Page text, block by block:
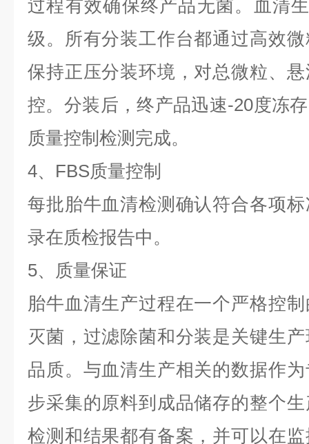
过程有效确保终产品无菌。血清
级。所有分装工作台都通过高效
保持正压分装环境，对总微粒、
控。分装后，终产品迅速-20度冻
质量控制检测完成。
4、FBS质量控制
每批胎牛血清检测确认符合各项
录在质检报告中。
5、质量保证
胎牛血清生产过程在一个严格控
灭菌，过滤除菌和分装是关键生
品质。与血清生产相关的数据作
步采集的原料到成品储存的整个
检测和结果都有备案，并可以在